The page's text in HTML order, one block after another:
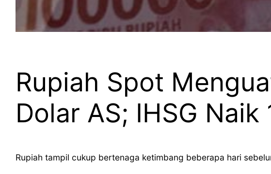
Rupiah Spot
Dolar AS; IHSG Naik
Rupiah tampil cukup bertenaga ketimbang beberapa hari